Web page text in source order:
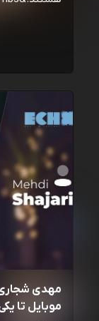
مهدی شجاری
موبایل تا